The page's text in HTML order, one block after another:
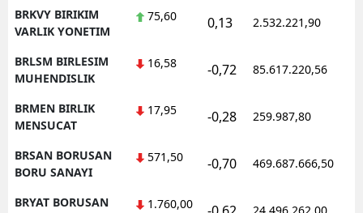
BRKVY BIRIKIM
VARLIK YONETIM
75,60 0,13 2.532.221,90
BRLSM BIRLESIM
MUHENDISLIK
16,58 -0,72 85.617.220,56
BRMEN BIRLIK
MENSUCAT
17,95 -0,28 259.987,80
BRSAN BORUSAN
BORU SANAYI
571,50 -0,70 469.687.666,50
BRYAT BORUSAN
1.760,00